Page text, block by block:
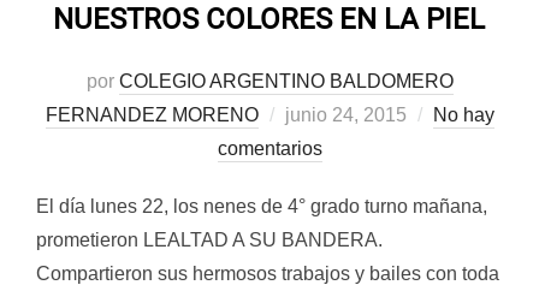
NUESTROS COLORES EN LA PIEL
por COLEGIO ARGENTINO BALDOMERO
FERNANDEZ MORENO
Publicado
el
junio 24, 2015
No hay
comentarios
El día lunes 22, los nenes de 4° grado turno mañana,
prometieron LEALTAD A SU BANDERA.
Compartieron sus hermosos trabajos y bailes con toda